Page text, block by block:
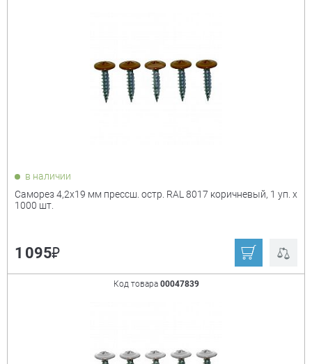
в наличии
Саморез 4,2х19 мм прессш. остр. RAL 8017 коричневый, 1 уп. х
1000 шт.
1 095₽
Код товара 00047839